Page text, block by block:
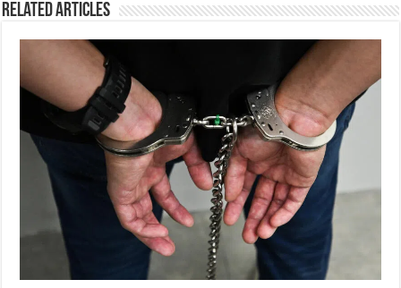
Related Articles